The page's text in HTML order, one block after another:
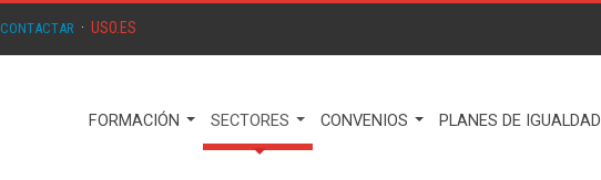
CONTACTAR · USO.ES
FORMACIÓN SECTORES CONVENIOS PLANES DE IGUALDAD